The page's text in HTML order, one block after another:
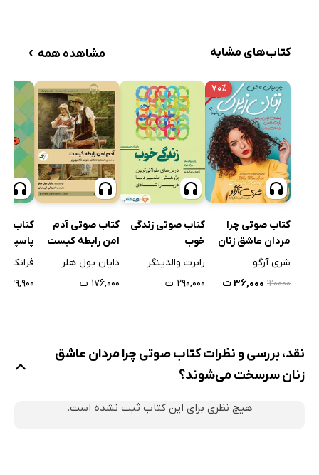
کتاب‌های مشابه مشاهده همه ›
۷۰٪
کتاب صوتی چرا
مردان عاشق زنان
زیرک می‌شوند؟
شری آرگو
۱۲۰۰۰۰ ۳۶,۰۰۰ ت
کتاب صوتی زندگی
خوب
رابرت والدینگر
۲۹۰,۰۰۰ ت
کتاب صوتی آدم
امن رابطه کیست
دایان پول هلر
۱۷۶,۰۰۰ ت
کتاب
ویزا
فرانک
۳۹,۹۰۰ ت
نقد، بررسی و نظرات کتاب صوتی چرا مردان عاشق
زنان سرسخت می‌شوند؟
هیچ نظری برای این کتاب ثبت نشده است.